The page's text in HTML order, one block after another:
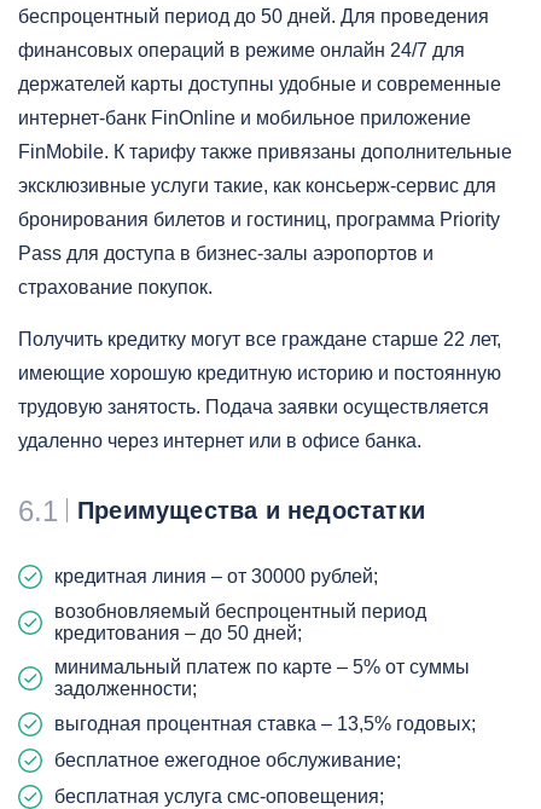
беспроцентный период до 50 дней. Для проведения
финансовых операций в режиме онлайн 24/7 для
держателей карты доступны удобные и современные
интернет-банк FinOnline и мобильное приложение
FinMobile. К тарифу также привязаны дополнительные
эксклюзивные услуги такие, как консьерж-сервис для
бронирования билетов и гостиниц, программа Priority
Pass для доступа в бизнес-залы аэропортов и
страхование покупок.
Получить кредитку могут все граждане старше 22 лет,
имеющие хорошую кредитную историю и постоянную
трудовую занятость. Подача заявки осуществляется
удаленно через интернет или в офисе банка.
6.1 Преимущества и недостатки
кредитная линия – от 30000 рублей;
возобновляемый беспроцентный период
кредитования – до 50 дней;
минимальный платеж по карте – 5% от суммы
задолженности;
выгодная процентная ставка – 13,5% годовых;
бесплатное ежегодное обслуживание;
бесплатная услуга смс-оповещения;